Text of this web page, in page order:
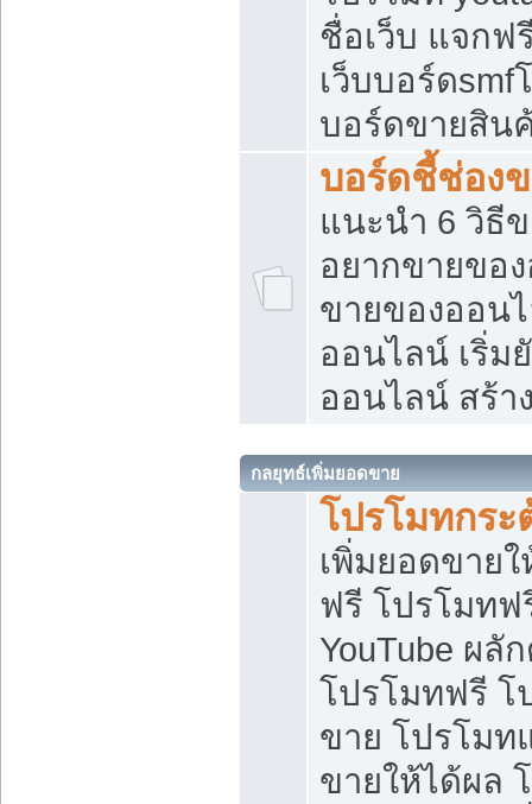
ชื่อเว็บ แจกฟ
เว็บบอร์ดsmf
บอร์ดขายสิน
บอร์ดชี้ช่อง
แนะนำ 6 วิธี
อยากขายขอ
ขายของออน
ออนไลน์ เริ่ม
ออนไลน์ สร้า
กลยุทธ์เพิ่มยอดขาย
โปรโมทกร
เพิ่มยอดขายใ
ฟรี โปรโมทฟ
YouTube ผลั
โปรโมทฟรี โ
ขาย โปรโมท
ขายให้ได้ผล